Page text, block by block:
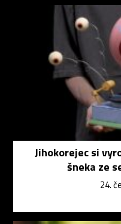
Jihokorejec si
šneka ze
24.